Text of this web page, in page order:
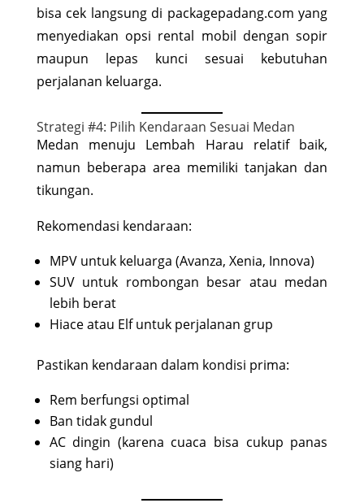
bisa cek langsung di packagepadang.com yang
menyediakan opsi rental mobil dengan sopir
maupun lepas kunci sesuai kebutuhan
perjalanan keluarga.
Strategi #4: Pilih Kendaraan Sesuai Medan
Medan menuju Lembah Harau relatif baik,
namun beberapa area memiliki tanjakan dan
tikungan.
Rekomendasi kendaraan:
MPV untuk keluarga (Avanza, Xenia, Innova)
SUV untuk rombongan besar atau medan
lebih berat
Hiace atau Elf untuk perjalanan grup
Pastikan kendaraan dalam kondisi prima:
Rem berfungsi optimal
Ban tidak gundul
AC dingin (karena cuaca bisa cukup panas
siang hari)